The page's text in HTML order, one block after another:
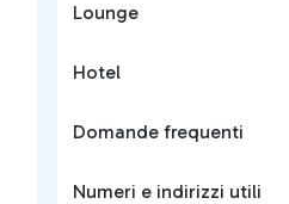
Lounge
Hotel
Domande frequenti
Numeri e indirizzi utili